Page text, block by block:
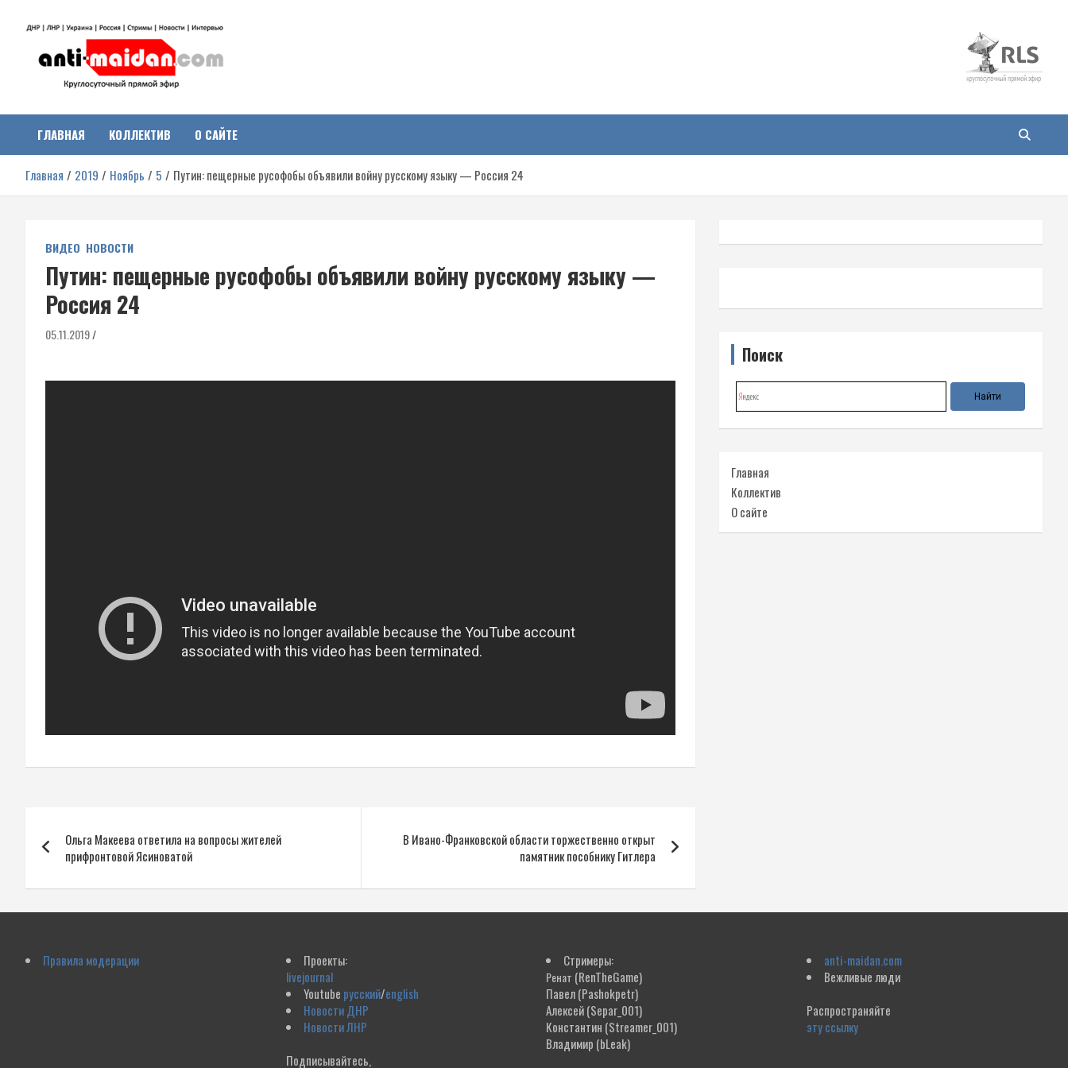
Антимайдан:
Гражданская война на
Украине
о гражданской войне на Украине, включая события в Новороссии,
ДНР, ЛНР и других регионах.
ГЛАВНАЯ КОЛЛЕКТИВ О САЙТЕ
Главная 2019 Ноябрь 5 Путин: пещерные русофобы объявили войну русскому языку — Россия 24
ВИДЕО НОВОСТИ
Путин: пещерные русофобы объявили войну русскому языку —
Россия 24
05.11.2019
по
записям
Ольга Макеева ответила на вопросы жителей
прифронтовой Ясиноватой
В Ивано-Франковской области торжественно открыт
памятник пособнику Гитлера
Поиск
Главная
Коллектив
О сайте
Правила модерации
Проекты:
livejournal
Youtube русский/english
Новости ДНР
Новости ЛНР
Подписывайтесь,
Стримеры:
Ренат (RenTheGame)
Павел(Pashokpetr)
Алексей(Separ_001)
Константин (Streamer_001)
Владимир (bLeak)
anti-maidan.com
Вежливые люди
Распространяйте
эту ссылку